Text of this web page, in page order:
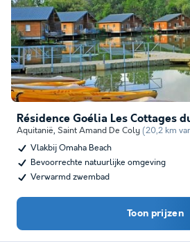
Résidence Goélia Les Cottages
Aquitanië, Saint Amand De Coly (20,2 km
Vlakbij Omaha Beach
Bevoorrechte natuurlijke omgeving
Verwarmd zwembad
Toon prijzen